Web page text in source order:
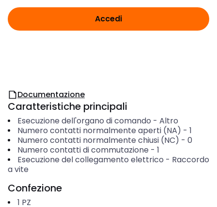
Accedi
Documentazione
Caratteristiche principali
Esecuzione dell'organo di comando - Altro
Numero contatti normalmente aperti (NA) - 1
Numero contatti normalmente chiusi (NC) - 0
Numero contatti di commutazione - 1
Esecuzione del collegamento elettrico - Raccordo
a vite
Confezione
1 PZ